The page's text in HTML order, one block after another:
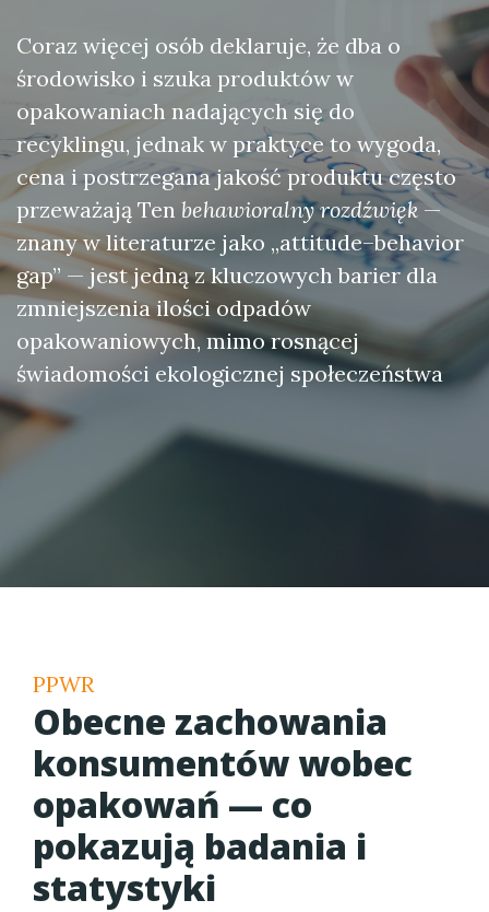
Coraz więcej osób deklaruje, że dba o
środowisko i szuka produktów w
opakowaniach nadających się do
recyklingu, jednak w praktyce to wygoda,
cena i postrzegana jakość produktu często
przeważają Ten behawioralny rozdźwięk—
znany w literaturze jako „attitude–behavior
gap” — jest jedną z kluczowych barier dla
zmniejszenia ilości odpadów
opakowaniowych, mimo rosnącej
świadomości ekologicznej społeczeństwa
PPWR
Obecne zachowania
konsumentów wobec
opakowań — co
pokazują badania i
statystyki